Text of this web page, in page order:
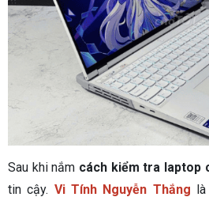
Sau khi nắm cách kiểm tra laptop
tin cậy. Vi Tính Nguyễn Thắng